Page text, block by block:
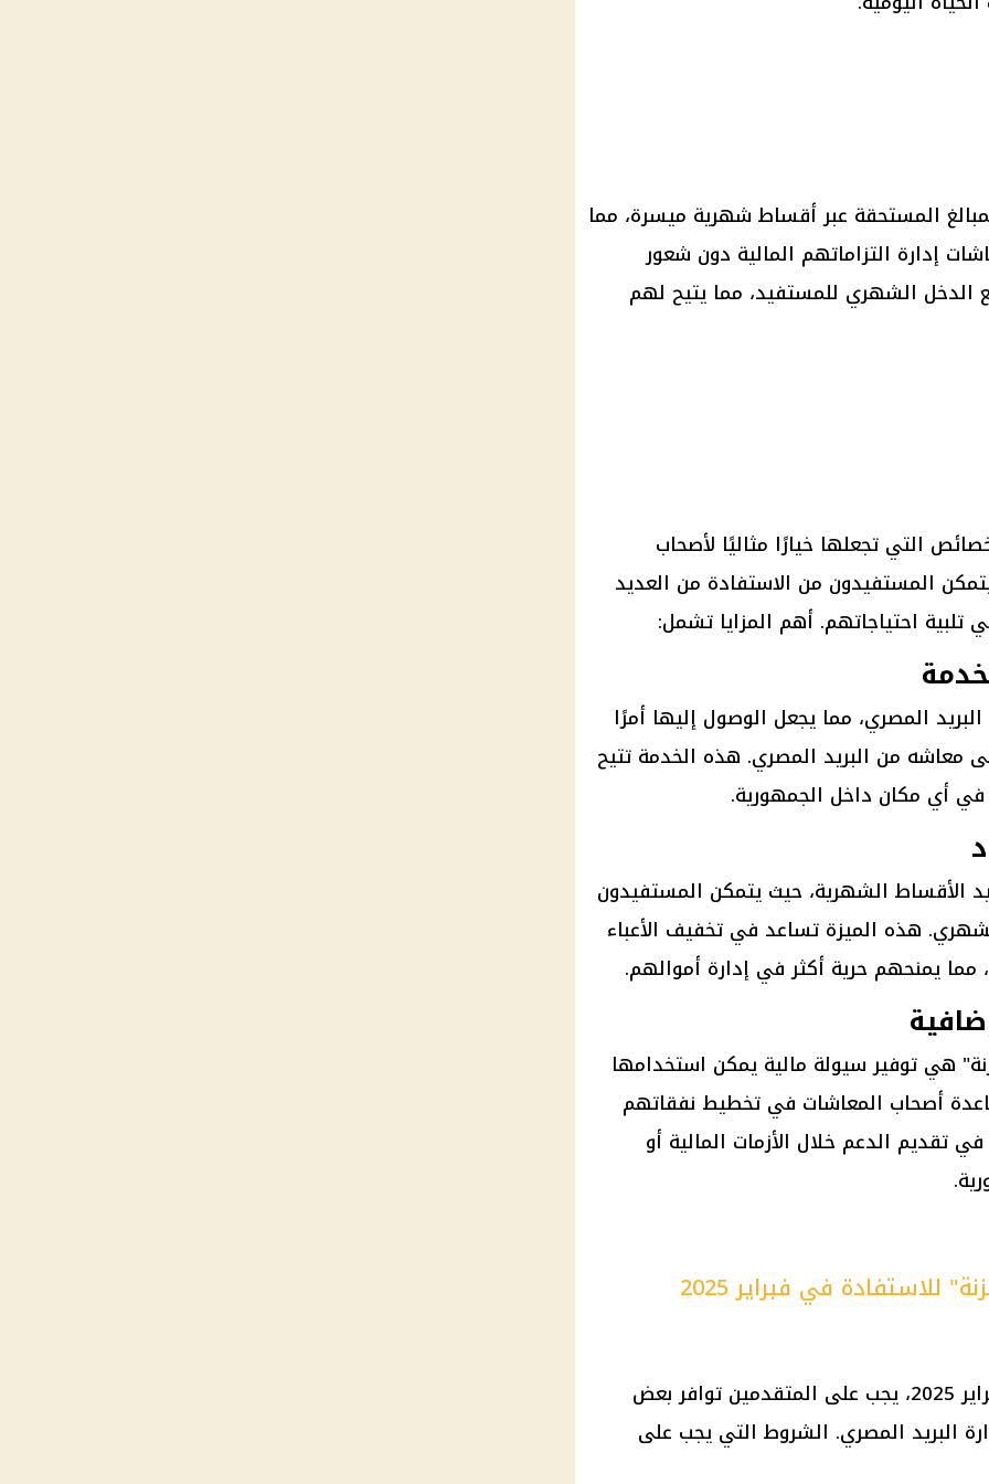
المستحقة عبر أقساط شهرية ميسرة، مما
إدارة التزاماتهم المالية دون شعور
الدخل الشهري للمستفيد، مما يتيح لهم
التي تجعلها خيارًا مثاليًا لأصحاب
المستفيدون من الاستفادة من العديد
احتياجاتهم. أهم المزايا تشمل:
البريد المصري، مما يجعل الوصول إليها أمرًا
معاشه من البريد المصري. هذه الخدمة تتيح
أي مكان داخل الجمهورية.
الأقساط الشهرية، حيث يتمكن المستفيدون
هذه الميزة تساعد في تخفيف الأعباء
، مما يمنحهم حرية أكثر في إدارة أموالهم.
هي توفير سيولة مالية يمكن استخدامها
أصحاب المعاشات في تخطيط نفقاتهم
تقديم الدعم خلال الأزمات المالية أو
في فبراير 2025
2025
، يجب على المتقدمين توافر بعض
البريد المصري. الشروط التي يجب على